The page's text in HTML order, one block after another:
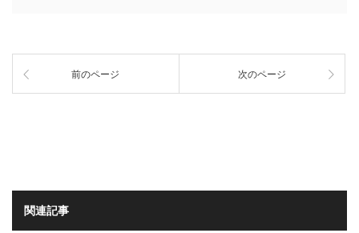
前のページ 次のページ
関連記事